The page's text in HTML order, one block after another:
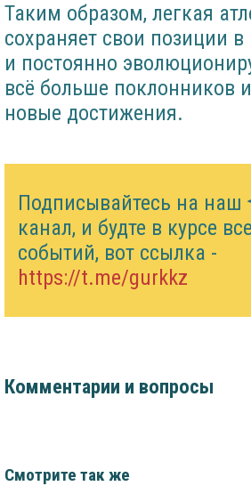
Таким образом, легкая
сохраняет свои позиции
и постоянно
всё больше поклонников
новые достижения.
Подписывайтесь на наш
канал, и будте в курсе
событий, вот ссылка -
https://t.me/gurkkz
Комментарии и вопросы
Смотрите так же